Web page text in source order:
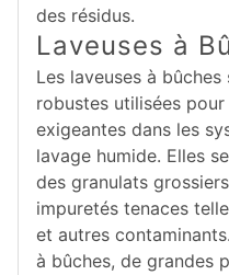
des résidus.
Laveuses à
Les laveuses à
robustes utilisées
exigeantes dans les
lavage humide. Elles
des granulats
impuretés tenaces
et autres
à bûches, de grandes